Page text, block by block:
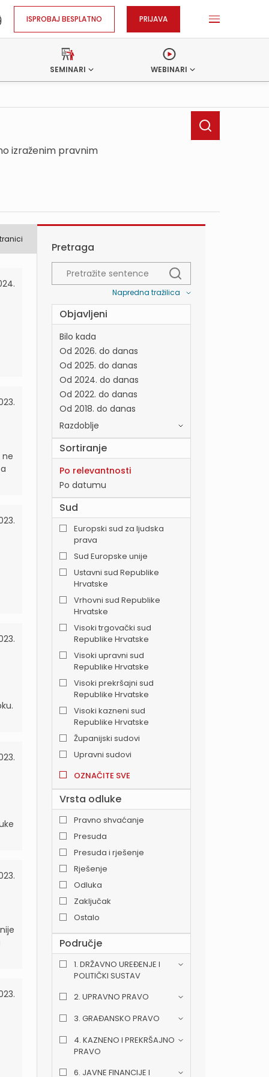
ISPROBAJ BESPLATNO PRIJAVA
SEMINARI WEBINARI
izraženim pravnim
Pretraga
Napredna tražilica
Objavljeni
Bilo kada
Od 2026. do danas
Od 2025. do danas
Od 2024. do danas
Od 2022. do danas
Od 2018. do danas
Razdoblje
Sortiranje
Po relevantnosti
Po datumu
Sud
Europski sud za ljudska
prava
Sud Europske unije
Ustavni sud Republike
Hrvatske
Vrhovni sud Republike
Hrvatske
Visoki trgovački sud
Republike Hrvatske
Visoki upravni sud
Republike Hrvatske
Visoki prekršajni sud
Republike Hrvatske
Visoki kazneni sud
Republike Hrvatske
Županijski sudovi
Upravni sudovi
OZNAČITE SVE
Vrsta odluke
Pravno shvaćanje
Presuda
Presuda i rješenje
Rješenje
Odluka
Zaključak
Ostalo
Područje
1. DRŽAVNO UREĐENJE I
POLITIČKI SUSTAV
2. UPRAVNO PRAVO
3. GRAĐANSKO PRAVO
4. KAZNENO I PREKRŠAJNO
PRAVO
6. JAVNE FINANCIJE I